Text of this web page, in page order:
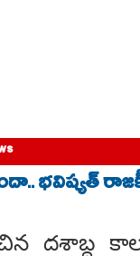
భవిష్యత్
దశాబ్ద